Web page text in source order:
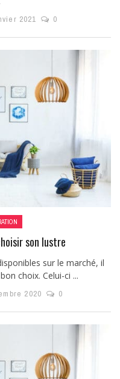
2021 0
son lustre
sur le marché, il
choix. Celui-ci ...
2020 0